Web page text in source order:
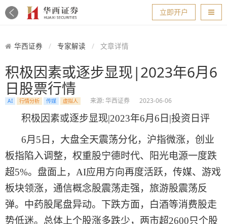
导航
立即开户
华西证券 专家解读 文章详情
积极因素或逐步显现|2023年6月6
日股票行情
AI 行情分析 传媒 虚拟人 来源: 华西证券 2023-06-06
积极因素或逐步显现|2023年6月 6 日 |投资日评
6月 5 日，大盘全天震荡分化，沪指微涨，创业
板指陷入调整，权重股宁德时代、阳光电源一度跌
超5%。盘面上，AI应用方向再度活跃，传媒、游戏
板块领涨，通信概念股震荡走强，旅游股震荡反
弹。中药股尾盘异动。下跌方面，白酒等消费股走
势低迷。总体上个股涨多跌少，两市超2600只个股